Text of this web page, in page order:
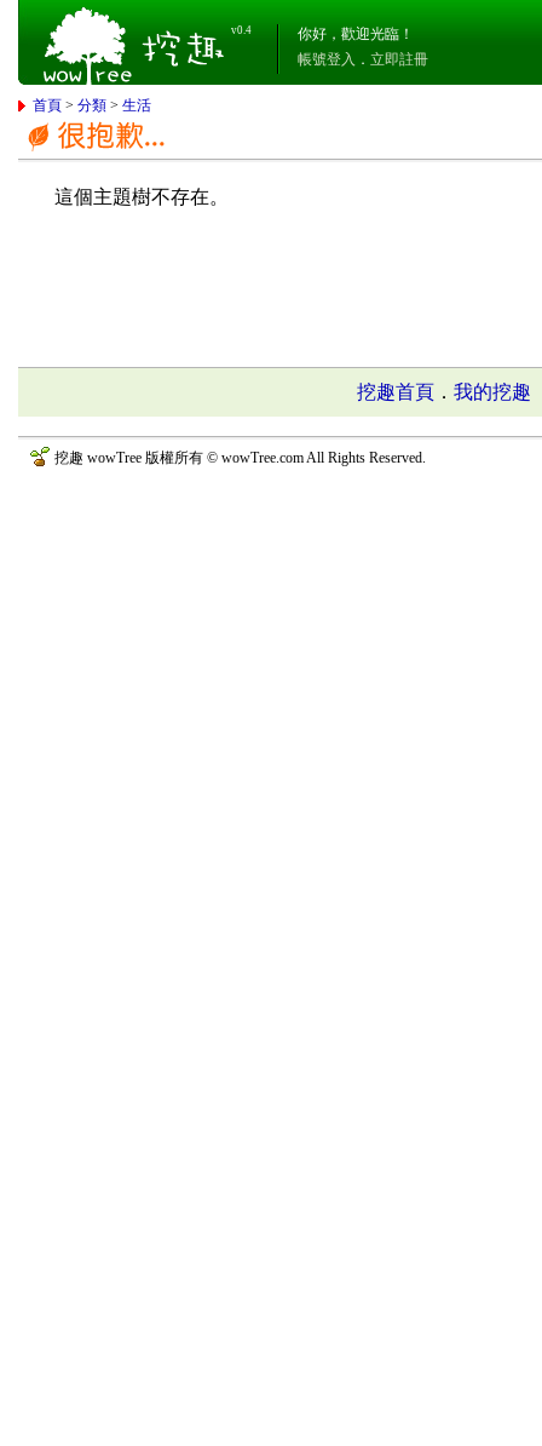
v0.4
你好，歡迎光臨！
帳號登入 ． 立即註冊
首頁 >分類 >生活
這個主題樹不存在。
挖趣首頁 ．我的挖趣
挖趣 wowTree 版權所有 © wowTree.com All Rights Reserved.